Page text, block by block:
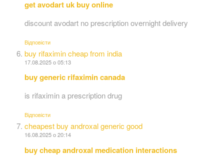
get avodart uk buy online
discount avodart no prescription overnight delivery
Відповіcти
buy rifaximin cheap from india
17.08.2025 о 05:13
buy generic rifaximin canada
is rifaximin a prescription drug
Відповіcти
cheapest buy androxal generic good
16.08.2025 о 20:14
buy cheap androxal medication interactions